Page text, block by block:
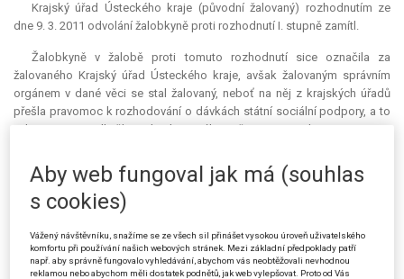
Krajský úřad Ústeckého kraje (původní žalovaný) rozhodnutím ze
dne 9. 3. 2011 odvolání žalobkyně proti rozhodnutí I. stupně zamítl.
Žalobkyně v žalobě proti tomuto rozhodnutí sice označila za
žalovaného Krajský úřad Ústeckého kraje, avšak žalovaným správním
orgánem v dané věci se stal žalovaný, neboť na něj z krajských úřadů
přešla pravomoc k rozhodování o dávkách státní sociální podpory, a to
od 1. 1. 2012 podle čl. VIII. bodu 10 zákona č. 366/2011 Sb.
V žalobě proti rozhodnutí původního žalovaného žalobkyně namítala,
že správní orgán I. stupně v dané věci vydal již tři rozhodnutí, přičemž
předchozí dvě rozhodnutí, jimiž bylo taktéž rozhodnuto o odnětí dávky
sociální podpory, původní žalovaný zrušil a vrátil k dalšímu řízení pro
nedostatečně zjištěný skutkový stav. Správní orgán I. stupně své třetí
rozhodnutí odůvodnil tím, že doložený měsíční průměr příjmů rodiny v
rozhodném období za rok 2008 převyšuje součin koeficientu 2,5 a
Aby web fungoval jak má (souhlas
s cookies)
Vážený návštěvníku, snažíme se ze všech sil přinášet vysokou úroveň uživatelského
komfortu při používání našich webových stránek. Mezi základní předpoklady patří
např. aby správně fungovalo vyhledávání, abychom vás neobtěžovali nevhodnou
reklamou nebo abychom měli dostatek podnětů, jak web vylepšovat. Proto od Vás